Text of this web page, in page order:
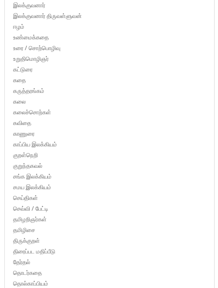
இலக்குவனார்
இலக்குவனார் திருவள்ளுவன்
ஈழம்
உண்மைக்கதை
உரை / சொற்பொழிவு
உறுதிமொழிஞர்
கட்டுரை
கதை
கருத்தரங்கம்
கலை
கலைச்சொற்கள்
கவிதை
காணுரை
காப்பிய இலக்கியம்
குறள்நெறி
குறுந்தகவல்
சங்க இலக்கியம்
சமய இலக்கியம்
செய்திகள்
செவ்வி / பேட்டி
தமிழறிஞர்கள்
தமிழிசை
திருக்குறள்
திரைப்பட மதிப்பீடு
தேர்தல்
தொடர்கதை
தொல்காப்பியம்